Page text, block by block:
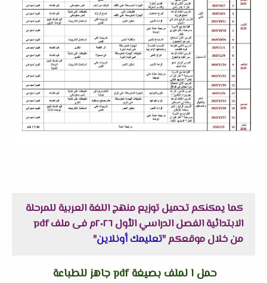
كما يمكنكم تحميلتوزيع منهج اللغة العربية للمرحلة
الابتدائية الفصل الدراسي الأول ٢٠٢٦م فى ملف pdf
من خلال موقعكم "تعليمك أونلاين"
حمل ا لملف بصيغة pdf جاهز للطباعة